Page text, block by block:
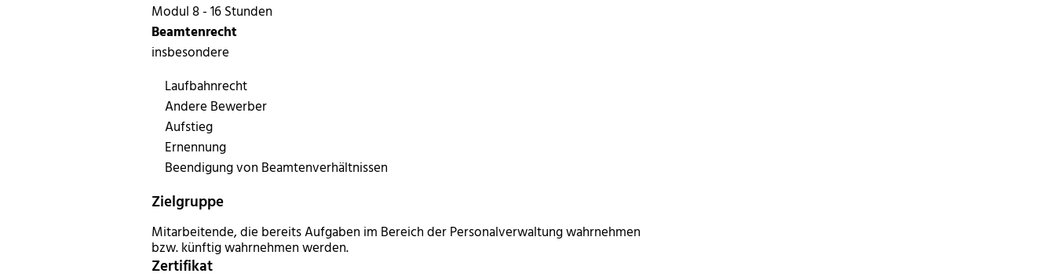
Modul 8 - 16 Stunden
Beamtenrecht
insbesondere
Laufbahnrecht
Andere Bewerber
Aufstieg
Ernennung
Beendigung von Beamtenverhältnissen
Zielgruppe
Mitarbeitende, die bereits Aufgaben im Bereich der Personalverwaltung wahrnehmen
bzw. künftig wahrnehmen werden.
Zertifikat